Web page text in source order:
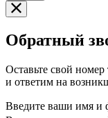
Обратный
Оставьте свой
и ответим на
Введите ваши имя и